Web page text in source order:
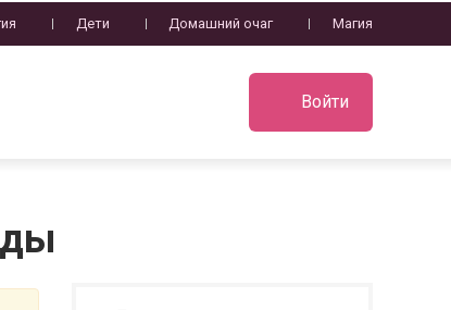
Дети Домашний очаг Магия
Войти